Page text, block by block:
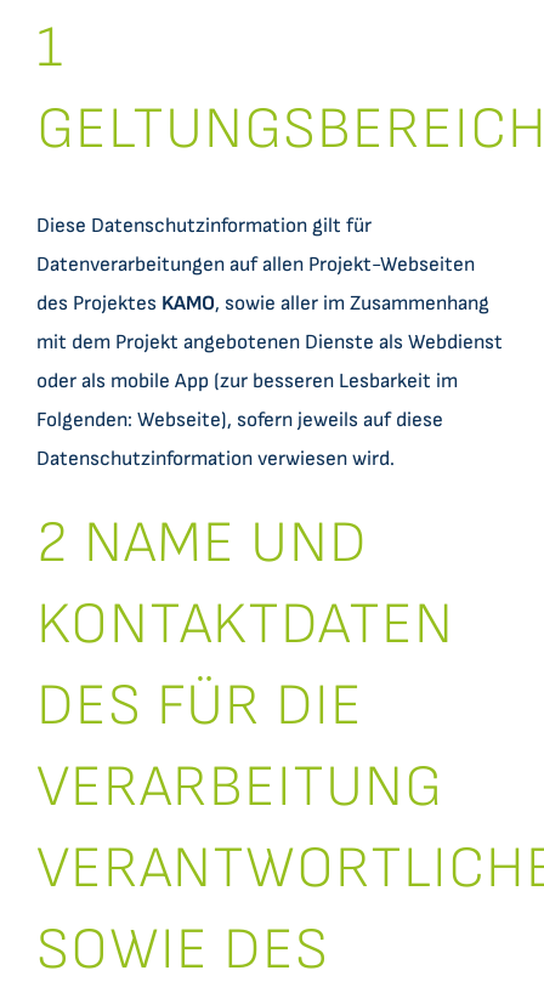
1
Diese Datenschutzinformation gilt für
Datenverarbeitungen auf allen Projekt-Webseiten
des Projektes KAMO, sowie aller im Zusammenhang
mit dem Projekt angebotenen Dienste als Webdienst
oder als mobile App (zur besseren Lesbarkeit im
Folgenden: Webseite), sofern jeweils auf diese
Datenschutzinformation verwiesen wird.
2 NAME UND
KONTAKTDATEN
DES FÜR DIE
VERARBEITUNG
SOWIE DES